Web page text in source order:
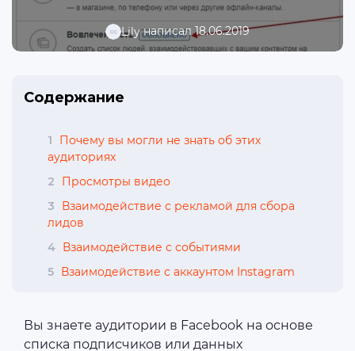
Lilyнаписал 18.06.2019
Содержание
1
Почему вы могли не знать об этих
аудиториях
2
Просмотры видео
3
Взаимодействие с рекламой для сбора
лидов
4 Взаимодействие с событиями
5 Взаимодействие с аккаунтом Instagram
Вы знаете аудитории в Facebook на основе
списка подписчиков или данных